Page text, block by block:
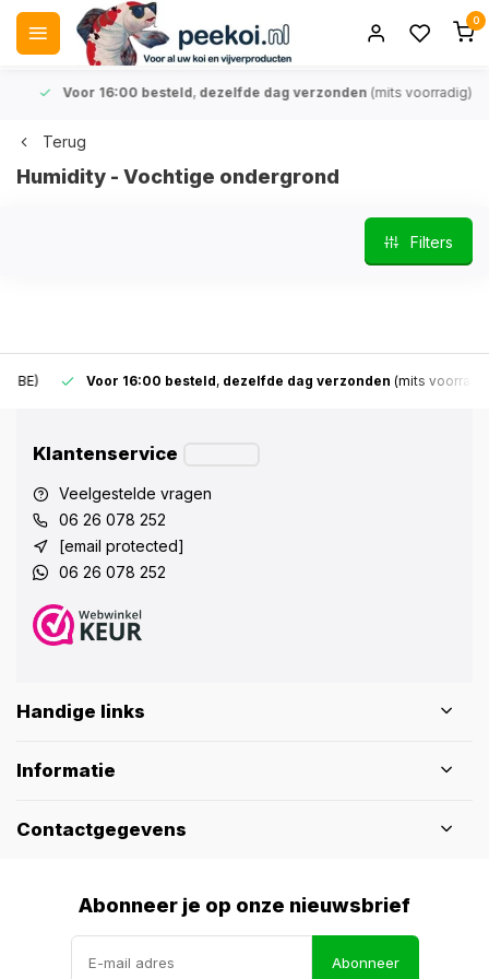
0
Voor 16:00 besteld,dezelfde dag verzonden(mits voorradig)
Terug
Humidity - Vochtige ondergrond
Filters
Voor 16:00 besteld,dezelfde dag verzonden(mits voorradig)
Klantenservice
Veelgestelde vragen
06 26 078 252
[email protected]
06 26 078 252
Handige links
Informatie
Contactgegevens
Abonneer je op onze nieuwsbrief
Abonneer